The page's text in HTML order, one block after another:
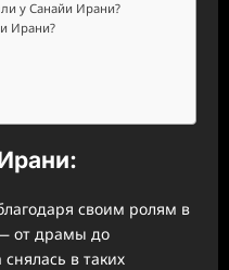
у Санайи Ирани?
Ирани?
своим ролям в
от драмы до
в таких